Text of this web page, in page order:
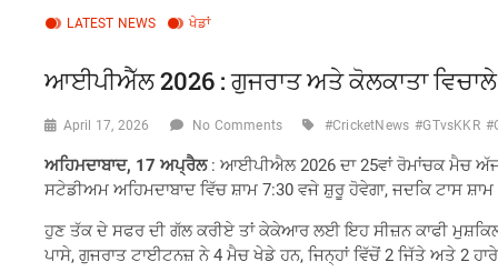
LATEST NEWS ਖੇਡਾਂ
ਆਈਪੀਐੱਲ 2026 : ਗੁਜਰਾਤ ਅਤੇ ਕੋਲਕਾਤਾ
April 17, 2026 No Comments #CricketNews #GTvsKKR
ਅਹਿਮਦਾਬਾਦ, 17 ਅਪ੍ਰੈਲ: ਆਈਪੀਐਲ 2026 ਦਾ 25ਵਾਂ ਰੋਮਾਂਚਕ ਮੈਚ
ਸਟੇਡੀਅਮ ਅਹਿਮਦਾਬਾਦ ਵਿੱਚ ਸ਼ਾਮ 7:30 ਵਜੇ ਸ਼ੁਰੂ ਹੋਵੇਗਾ, ਜਦਕਿ ਟਾਸ
ਹੁਣ ਤੱਕ ਦੇ ਸਫਰ ਦੀ ਗੱਲ ਕਰੀਏ ਤਾਂ ਕੇਕੇਆਰ ਲਈ ਇਹ ਸੀਜ਼ਨ ਕਾਫੀ
ਪਾਸੇ, ਗੁਜਰਾਤ ਟਾਈਟਨਜ਼ ਨੇ 4 ਮੈਚ ਖੇਡੇ ਹਨ, ਜਿਨ੍ਹਾਂ ਵਿੱਚੋਂ 2 ਜਿੱਤੇ ਅਤੇ 2